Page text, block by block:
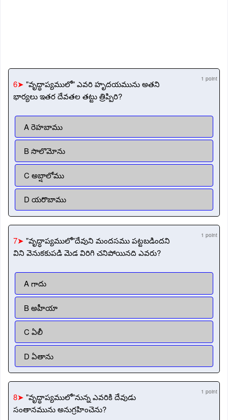
6➤ "వృద్ధాప్యములో" ఎవరి హృదయమును అతని
భార్యలు ఇతర దేవతల తట్టు త్రిప్పిరి?
1 point
A రెహబాము
B సొలొమోను
C అబ్షాలోము
D యరొబాము
7➤ "వృద్ధాప్యములో"దేవుని మందసము పట్టబడిందని
విని వెనుకకుపడి మెడ విరిగి చనిపోయినది ఎవరు?
1 point
A గాదు
B అహీయా
C ఏలీ
D ఏతాను
8➤ "వృద్ధాప్యములో"నున్న ఎవరికి దేవుడు
సంతానమును అనుగ్రహించెను?
1 point